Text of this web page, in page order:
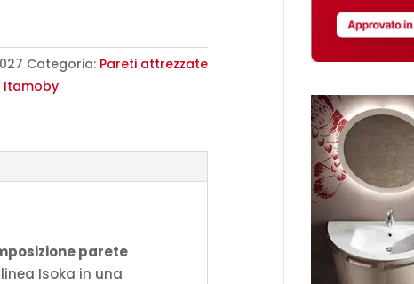
Categoria: Pareti attrezzate
Itamoby
parete
Isoka in una